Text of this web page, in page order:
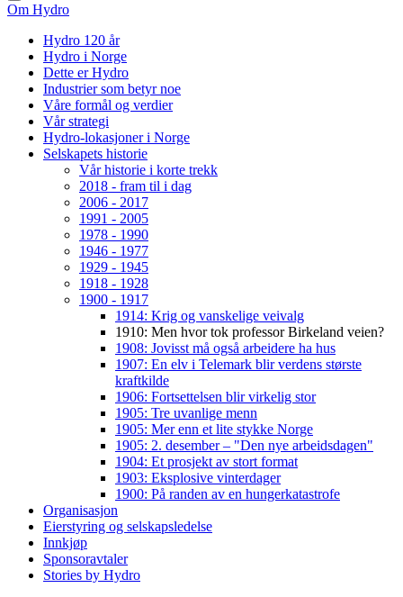
Om Hydro
Hydro 120 år
Hydro i Norge
Dette er Hydro
Industrier som betyr noe
Våre formål og verdier
Vår strategi
Hydro-lokasjoner i Norge
Selskapets historie
Vår historie i korte trekk
2018 - fram til i dag
2006 - 2017
1991 - 2005
1978 - 1990
1946 - 1977
1929 - 1945
1918 - 1928
1900 - 1917
1914: Krig og vanskelige veivalg
1910: Men hvor tok professor Birkeland veien?
1908: Jovisst må også arbeidere ha hus
1907: En elv i Telemark blir verdens største
kraftkilde
1906: Fortsettelsen blir virkelig stor
1905: Tre uvanlige menn
1905: Mer enn et lite stykke Norge
1905: 2. desember – "Den nye arbeidsdagen"
1904: Et prosjekt av stort format
1903: Eksplosive vinterdager
1900: På randen av en hungerkatastrofe
Organisasjon
Eierstyring og selskapsledelse
Innkjøp
Sponsoravtaler
Stories by Hydro